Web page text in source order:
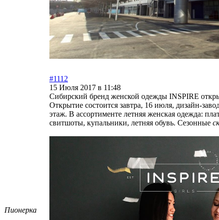
Пионерка
#1112
15 Июля 2017 в 11:48
Сибирский бренд женской одежды INSPIRE
Открытие состоится завтра, 16 июля, дизайн-
этаж. В ассортименте летняя женская одежда:
свитшоты, купальники, летняя обувь. Сезонные